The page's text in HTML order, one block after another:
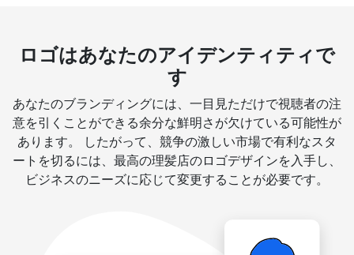
ロゴはあなたのアイデンティティで
す
あなたのブランディングには、一目見ただけで視聴者の注
意を引くことができる余分な鮮明さが欠けている可能性が
あります。 したがって、競争の激しい市場で有利なスタ
ートを切るには、最高の理髪店のロゴデザインを入手し、
ビジネスのニーズに応じて変更することが必要です。